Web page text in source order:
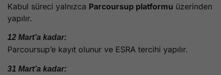
Kabul süreci yalnızca Parcoursup platformu üzerinden
yapılır.
12 Mart’a kadar:
Parcoursup’e kayıt olunur ve ESRA tercihi yapılır.
31 Mart’a kadar: